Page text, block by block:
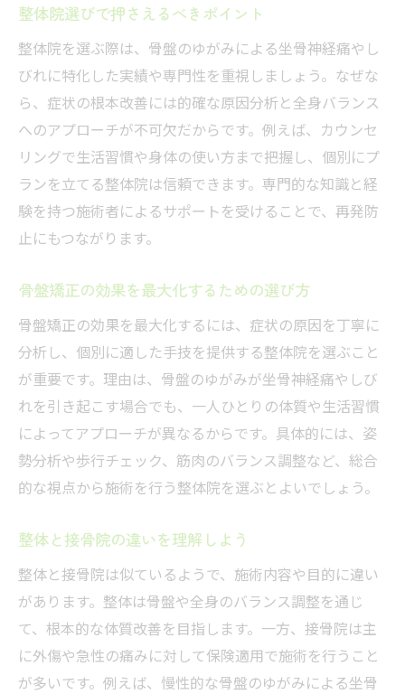
整体院選びで押さえるべきポイント
整体院を選ぶ際は、骨盤のゆがみによる坐骨神経痛やし
びれに特化した実績や専門性を重視しましょう。なぜな
ら、症状の根本改善には的確な原因分析と全身バランス
へのアプローチが不可欠だからです。例えば、カウンセ
リングで生活習慣や身体の使い方まで把握し、個別にプ
ランを立てる整体院は信頼できます。専門的な知識と経
験を持つ施術者によるサポートを受けることで、再発防
止にもつながります。
骨盤矯正の効果を最大化するための選び方
骨盤矯正の効果を最大化するには、症状の原因を丁寧に
分析し、個別に適した手技を提供する整体院を選ぶこと
が重要です。理由は、骨盤のゆがみが坐骨神経痛やしび
れを引き起こす場合でも、一人ひとりの体質や生活習慣
によってアプローチが異なるからです。具体的には、姿
勢分析や歩行チェック、筋肉のバランス調整など、総合
的な視点から施術を行う整体院を選ぶとよいでしょう。
整体と接骨院の違いを理解しよう
整体と接骨院は似ているようで、施術内容や目的に違い
があります。整体は骨盤や全身のバランス調整を通じ
て、根本的な体質改善を目指します。一方、接骨院は主
に外傷や急性の痛みに対して保険適用で施術を行うこと
が多いです。例えば、慢性的な骨盤のゆがみによる坐骨